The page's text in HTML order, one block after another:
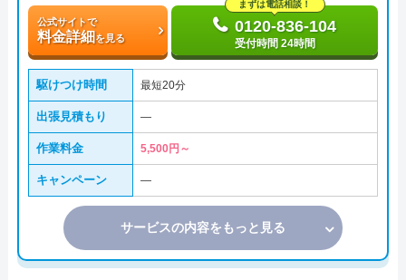
公式サイトで
料金詳細を見る
まずは電話相談！
0120-836-104
受付時間 24時間
駆けつけ時間 最短20分
出張見積もり ―
作業料金 5,500円～
キャンペーン ―
サービスの内容をもっと見る